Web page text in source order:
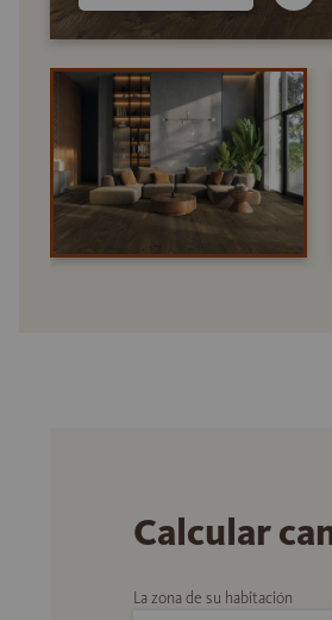
Calcular
La zona de su habitación